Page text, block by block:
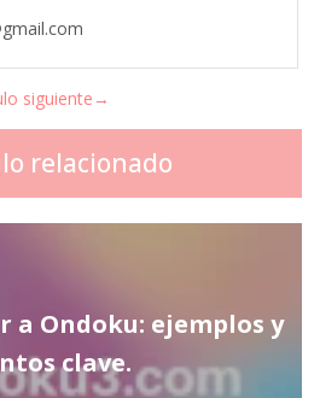
siguiente→
relacionado
a Ondoku: ejemplos y
clave.